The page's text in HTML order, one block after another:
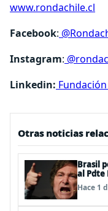
www.rondachile.cl
Facebook:
Instagram:
Linkedin:
Otras noticias
Brasil
al Pdte
BBSS
Hace 1